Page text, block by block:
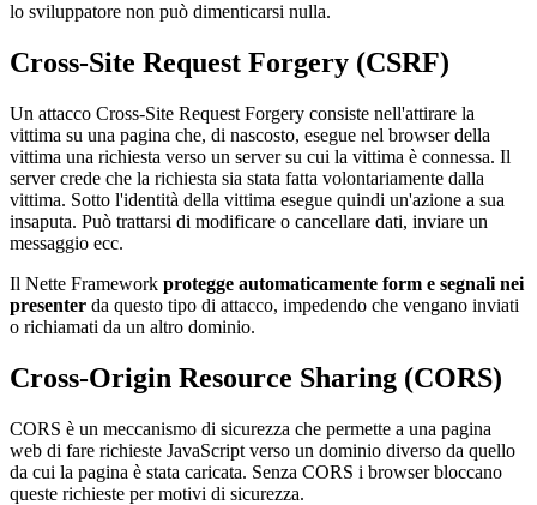
lo sviluppatore non può dimenticarsi nulla.
Cross-Site Request Forgery (CSRF)
Un attacco Cross-Site Request Forgery consiste nell'attirare la
vittima su una pagina che, di nascosto, esegue nel browser della
vittima una richiesta verso un server su cui la vittima è connessa. Il
server crede che la richiesta sia stata fatta volontariamente dalla
vittima. Sotto l'identità della vittima esegue quindi un'azione a sua
insaputa. Può trattarsi di modificare o cancellare dati, inviare un
messaggio ecc.
Il Nette Framework protegge automaticamente form e segnali nei
presenter da questo tipo di attacco, impedendo che vengano inviati
o richiamati da un altro dominio.
Cross-Origin Resource Sharing (CORS)
CORS è un meccanismo di sicurezza che permette a una pagina
web di fare richieste JavaScript verso un dominio diverso da quello
da cui la pagina è stata caricata. Senza CORS i browser bloccano
queste richieste per motivi di sicurezza.